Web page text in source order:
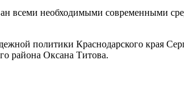
всеми необходимыми современными
политики Краснодарского края
района Оксана Титова.